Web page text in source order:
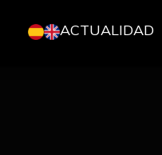
ACTUALIDAD